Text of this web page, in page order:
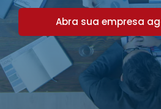
Abra sua empresa